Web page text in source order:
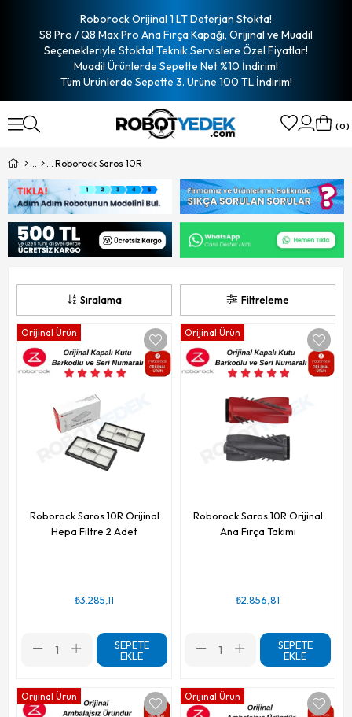
Roborock Orijinal 1 LT Deterjan Stokta!
S8 Pro / Q8 Max Pro Ana Fırça Kapağı, Orijinal ve Muadil
Seçenekleriyle Stokta! Teknik Servislere Özel Fiyatlar!
Muadil Ürünlerde Sepette Net %10 İndirim!
Tüm Ürünlerde Sepette 3. Ürüne 100 TL İndirim!
0
Roborock Saros 10R
Filtreleme
Sıralama
Roborock Saros 10R Orijinal
Hepa Filtre 2 Adet
₺3.285,11
SEPETE
EKLE
Orijinal Ürün
Roborock Saros 10R Orijinal
Ana Fırça Takımı
₺2.856,81
SEPETE
EKLE
Orijinal Ürün
Orijinal Ürün Orijinal Ürün